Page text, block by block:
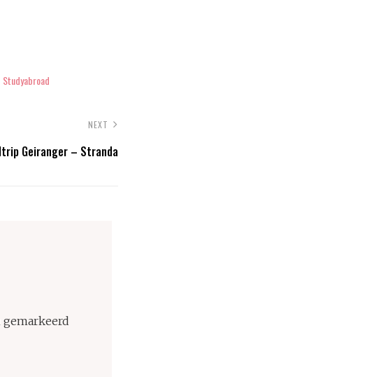
Studyabroad
NEXT
Geiranger – Stranda